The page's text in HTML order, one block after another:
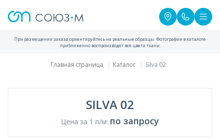
При размещении заказа ориентируйтесь на реальные образцы. Фотографии в каталоге
приближенно воспроизводят все цвета ткани.
Главная страница Каталог Silva 02
SILVA 02
Цена за 1 п/м: по запросу